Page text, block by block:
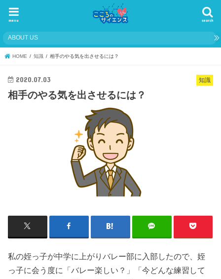
search
menu
ABOUT US
HOME 知識 相手のやる気を出させるには？
知識
2020.07.03
相手のやる気を出させるには？
私の姪っ子が中学に上がりバレー部に入部したので、姪
っ子に会う度に「バレー楽しい？」「今どんな練習して